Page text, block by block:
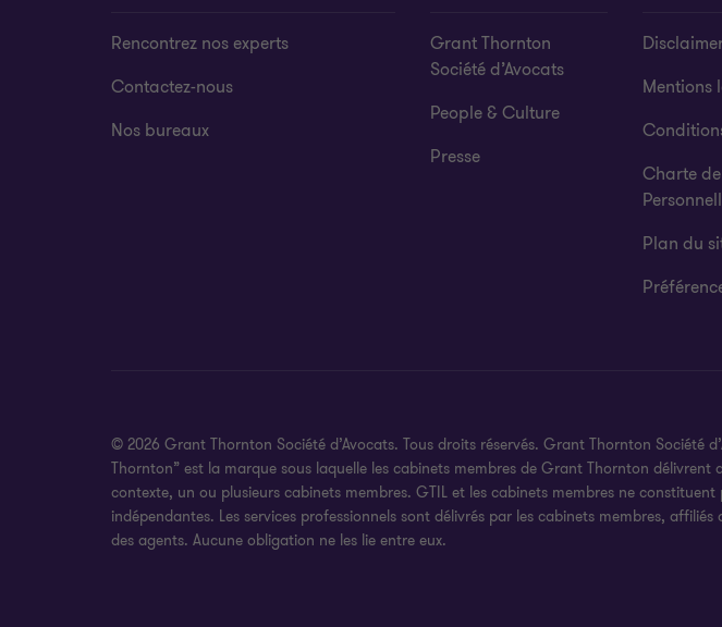
Rencontrez nos experts
Contactez-nous
Nos bureaux
Grant Thornton
Société d’Avocats
People & Culture
Presse
Mentions
Charte
Plan du
© 2026 Grant Thornton Société d’Avocats. Tous droits réservés. Grant Thornton
Thornton” est la marque sous laquelle les cabinets membres de Grant Thornton
contexte, un ou plusieurs cabinets membres. GTIL et les cabinets membres ne
indépendantes. Les services professionnels sont délivrés par les cabinets membres,
des agents. Aucune obligation ne les lie entre eux.